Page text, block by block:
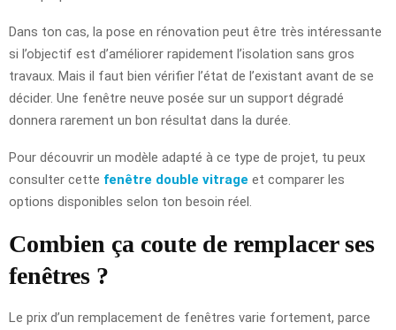
Dans ton cas, la pose en rénovation peut être très intéressante
si l’objectif est d’améliorer rapidement l’isolation sans gros
travaux. Mais il faut bien vérifier l’état de l’existant avant de se
décider. Une fenêtre neuve posée sur un support dégradé
donnera rarement un bon résultat dans la durée.
Pour découvrir un modèle adapté à ce type de projet, tu peux
consulter cette fenêtre double vitrage et comparer les
options disponibles selon ton besoin réel.
Combien ça coute de remplacer ses
fenêtres ?
Le prix d’un remplacement de fenêtres varie fortement, parce